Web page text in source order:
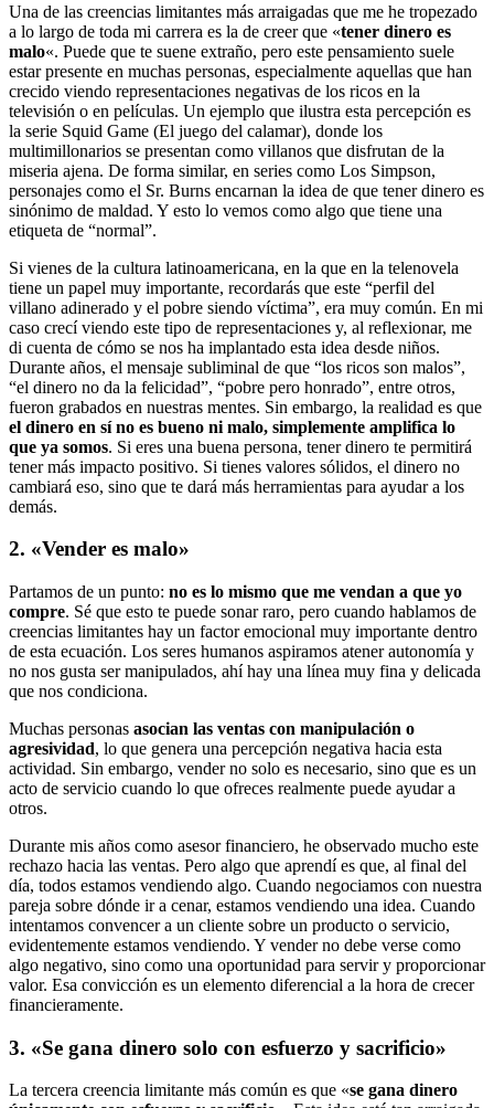
Una de las creencias limitantes más arraigadas que me he tropezado
a lo largo de toda mi carrera es la de creer que «tener dinero es
malo«. Puede que te suene extraño, pero este pensamiento suele
estar presente en muchas personas, especialmente aquellas que han
crecido viendo representaciones negativas de los ricos en la
televisión o en películas. Un ejemplo que ilustra esta percepción es
la serie Squid Game (El juego del calamar), donde los
multimillonarios se presentan como villanos que disfrutan de la
miseria ajena. De forma similar, en series como Los Simpson,
personajes como el Sr. Burns encarnan la idea de que tener dinero es
sinónimo de maldad. Y esto lo vemos como algo que tiene una
etiqueta de “normal”.
Si vienes de la cultura latinoamericana, en la que en la telenovela
tiene un papel muy importante, recordarás que este “perfil del
villano adinerado y el pobre siendo víctima”, era muy común. En mi
caso crecí viendo este tipo de representaciones y, al reflexionar, me
di cuenta de cómo se nos ha implantado esta idea desde niños.
Durante años, el mensaje subliminal de que “los ricos son malos”,
“el dinero no da la felicidad”, “pobre pero honrado”, entre otros,
fueron grabados en nuestras mentes. Sin embargo, la realidad es que
el dinero en sí no es bueno ni malo, simplemente amplifica lo
que ya somos. Si eres una buena persona, tener dinero te permitirá
tener más impacto positivo. Si tienes valores sólidos, el dinero no
cambiará eso, sino que te dará más herramientas para ayudar a los
demás.
2. «Vender es malo»
Partamos de un punto: no es lo mismo que me vendan a que yo
compre. Sé que esto te puede sonar raro, pero cuando hablamos de
creencias limitantes hay un factor emocional muy importante dentro
de esta ecuación. Los seres humanos aspiramos atener autonomía y
no nos gusta ser manipulados, ahí hay una línea muy fina y delicada
que nos condiciona.
Muchas personas asocian las ventas con manipulación o
agresividad, lo que genera una percepción negativa hacia esta
actividad. Sin embargo, vender no solo es necesario, sino que es un
acto de servicio cuando lo que ofreces realmente puede ayudar a
otros.
Durante mis años como asesor financiero, he observado mucho este
rechazo hacia las ventas. Pero algo que aprendí es que, al final del
día, todos estamos vendiendo algo. Cuando negociamos con nuestra
pareja sobre dónde ir a cenar, estamos vendiendo una idea. Cuando
intentamos convencer a un cliente sobre un producto o servicio,
evidentemente estamos vendiendo. Y vender no debe verse como
algo negativo, sino como una oportunidad para servir y proporcionar
valor. Esa convicción es un elemento diferencial a la hora de crecer
financieramente.
3. «Se gana dinero solo con esfuerzo y sacrificio»
La tercera creencia limitante más común es que «se gana dinero